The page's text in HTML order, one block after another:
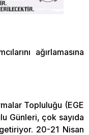
ağırlamasına
Topluluğu (EGE
Günleri, çok sayıda
20-21 Nisan